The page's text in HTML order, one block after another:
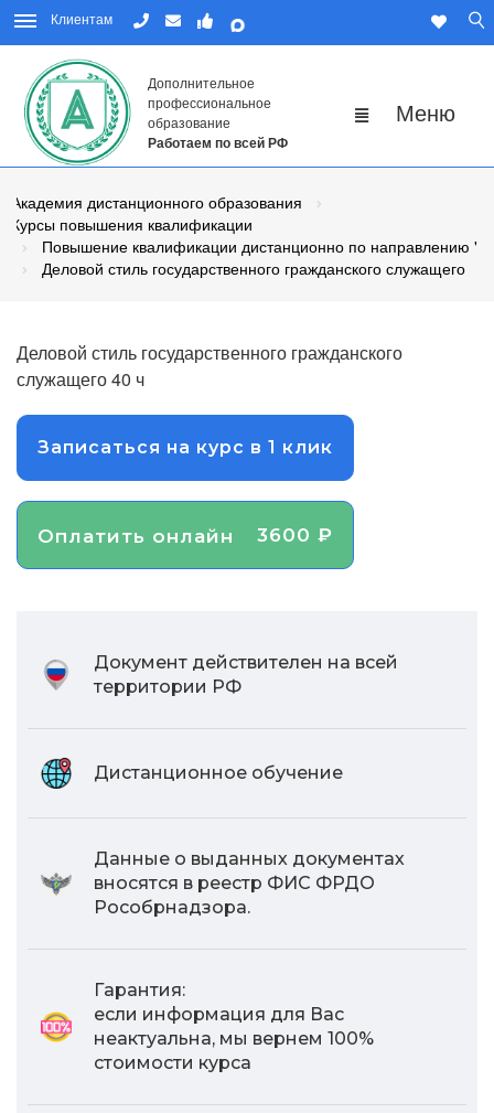
Клиентам
Дополнительное
профессиональное
образование
Работаем по всей РФ
Академия дистанционного образования
Курсы повышения квалификации
Повышение квалификации дистанционно по направлению
Деловой стиль государственного гражданского служащего
Деловой стиль государственного гражданского
служащего 40 ч
Записаться на курс в 1 клик
Оплатить онлайн 3600 ₽
Документ действителен на всей
территории РФ
Дистанционное обучение
Данные о выданных документах
вносятся в реестр ФИС ФРДО
Рособрнадзора.
Гарантия:
если информация для Вас
неактуальна, мы вернем 100%
стоимости курса